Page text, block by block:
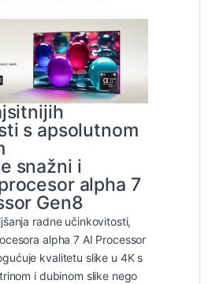
s apsolutnom
snažni i
alpha 7
Gen8
radne učinkovitosti,
alpha 7 AI Processor
kvalitetu slike u 4K s
i dubinom slike nego